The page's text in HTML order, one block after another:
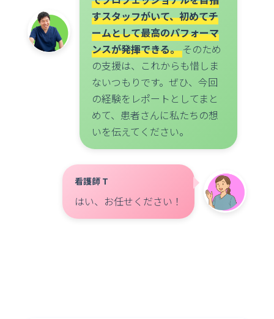
すスタッフがいて、初めてチ
ームとして最高のパフォーマ
ンスが発揮できる。 そのため
の支援は、これからも惜しま
ないつもりです。ぜひ、今回
の経験をレポートとしてまと
めて、患者さんに私たちの想
いを伝えてください。
看護師 T
はい、お任せください！